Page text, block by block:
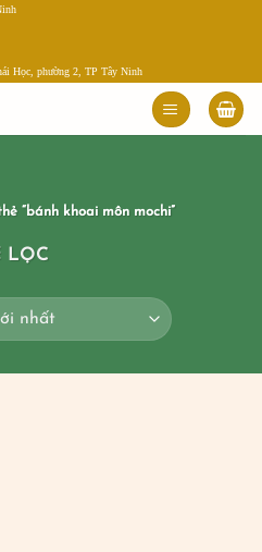
Học, phường 2, TP Tây Ninh
“bánh khoai môn mochi”
LỌC